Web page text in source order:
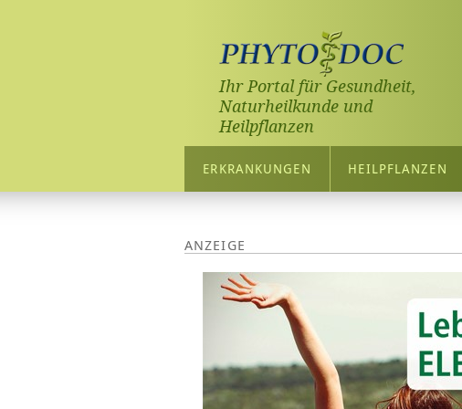
Ihr Portal für Gesundheit,
Naturheilkunde und
Heilpflanzen
ERKRANKUNGEN HEILPFLANZEN